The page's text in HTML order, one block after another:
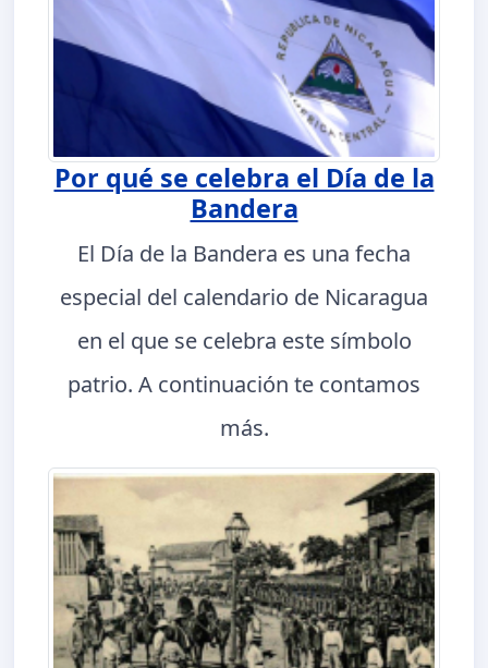
Por qué se celebra el Día de la
Bandera
El Día de la Bandera es una fecha
especial del calendario de Nicaragua
en el que se celebra este símbolo
patrio. A continuación te contamos
más.